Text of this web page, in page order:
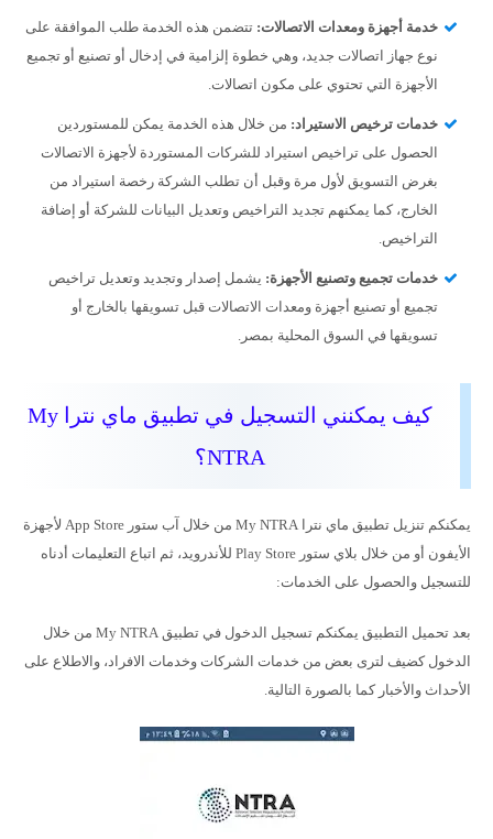
خدمة أجهزة ومعدات الاتصالات: تتضمن هذه الخدمة طلب الموافقة على
نوع جهاز اتصالات جديد، وهي خطوة إلزامية في إدخال أو تصنيع أو تجميع
الأجهزة التي تحتوي على مكون اتصالات.
خدمات ترخيص الاستيراد: من خلال هذه الخدمة يمكن للمستوردين
الحصول على تراخيص استيراد للشركات المستوردة لأجهزة الاتصالات
بغرض التسويق لأول مرة وقبل أن تطلب الشركة رخصة استيراد من
الخارج، كما يمكنهم تجديد التراخيص وتعديل البيانات للشركة أو إضافة
التراخيص.
خدمات تجميع وتصنيع الأجهزة: يشمل إصدار وتجديد وتعديل تراخيص
تجميع أو تصنيع أجهزة ومعدات الاتصالات قبل تسويقها بالخارج أو
تسويقها في السوق المحلية بمصر.
كيف يمكنني التسجيل في تطبيق ماي نترا My
NTRA؟
يمكنكم تنزيل تطبيق ماي نترا My NTRA من خلال آب ستور App Store لأجهزة
الأيفون أو من خلال بلاي ستور Play Store للأندرويد، ثم اتباع التعليمات أدناه
للتسجيل والحصول على الخدمات:
بعد تحميل التطبيق يمكنكم تسجيل الدخول في تطبيق My NTRA من خلال
الدخول كضيف لترى بعض من خدمات الشركات وخدمات الافراد، والاطلاع على
الأحداث والأخبار كما بالصورة التالية.